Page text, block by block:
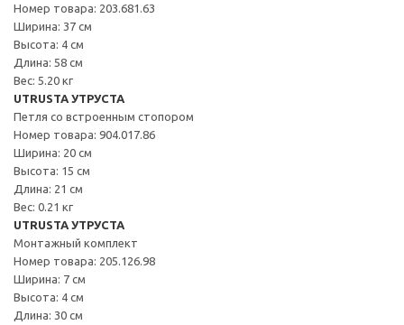
Номер товара: 203.681.63
Ширина: 37 см
Высота: 4 см
Длина: 58 см
Вес: 5.20 кг
UTRUSTA УТРУСТА
Петля со встроенным стопором
Номер товара: 904.017.86
Ширина: 20 см
Высота: 15 см
Длина: 21 см
Вес: 0.21 кг
UTRUSTA УТРУСТА
Монтажный комплект
Номер товара: 205.126.98
Ширина: 7 см
Высота: 4 см
Длина: 30 см